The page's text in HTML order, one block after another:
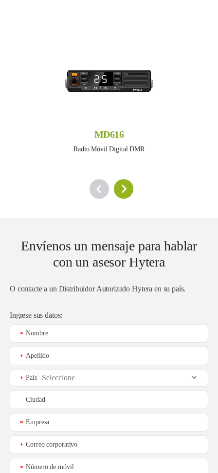
MD616
Radio Móvil Digital DMR
Envíenos un mensaje para hablar
con un asesor Hytera
O contacte a un Distribuidor Autorizado Hytera en su país.
Ingrese sus datos:
Nombre
*
Apellido
*
País
*
Ciudad
Empresa
*
Correo corporativo
*
Número de móvil
*